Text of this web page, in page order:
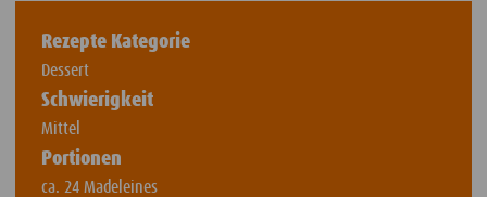
Rezepte Kategorie
Dessert
Schwierigkeit
Mittel
Portionen
ca. 24 Madeleines